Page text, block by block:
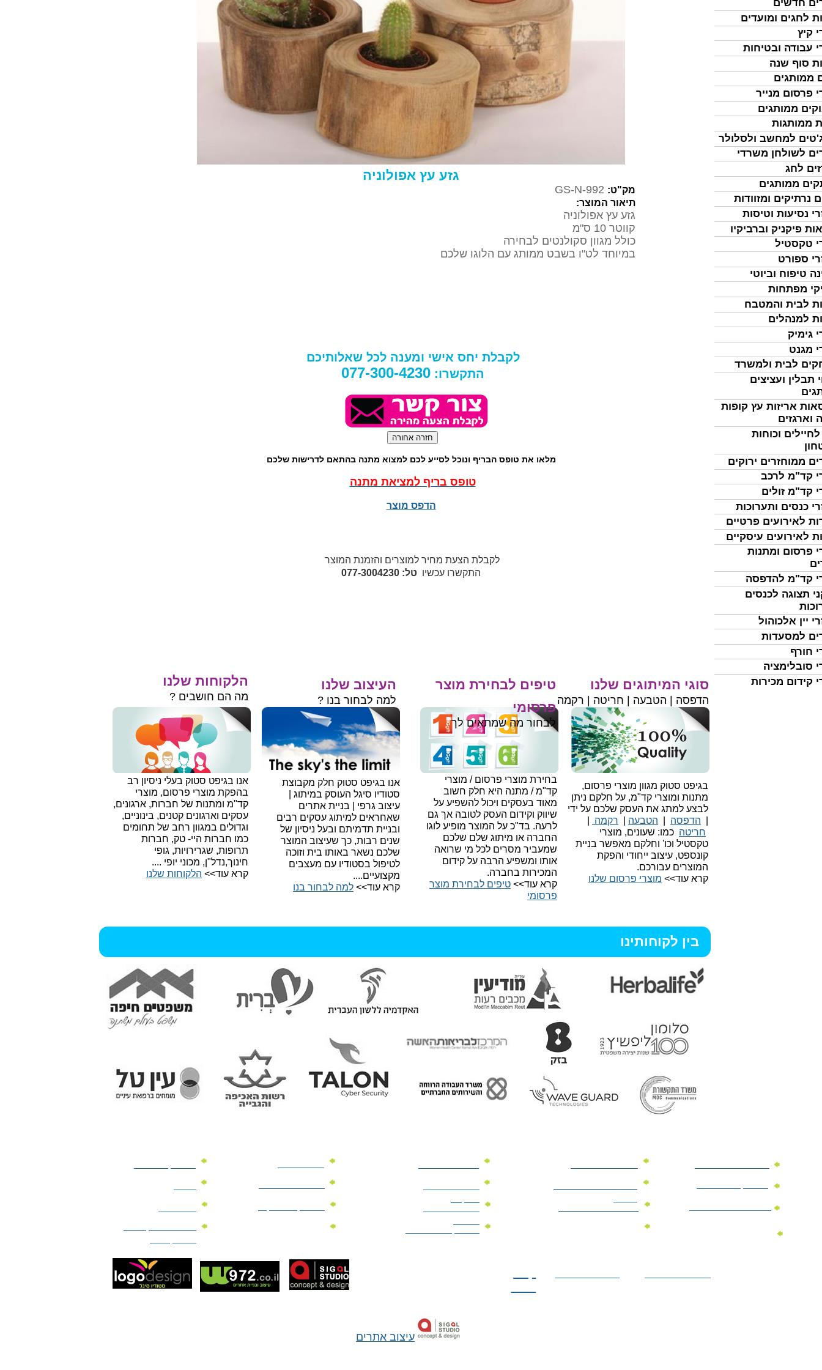
חדשים
לחגים ומועדים
קיץ
עבודה ובטיחות
סוף שנה
ממותגים
פרסום מנייר
ממותגים
ממותגות
למחשב ולסלולר
לשולחן משרדי
לחג
ממותגים
נרתיקים ומזוודות
נסיעות וטיסות
פיקניק וברביקיו
טקסטיל
ספורט
טיפוח וביוטי
מפתחות
לבית והמטבח
למנהלים
גימיק
מגנט
לבית ולמשרד
תבלין ועציצים
אריזות עץ קופות
וארגזים
לחיילים וכוחות
ממוחזרים ירוקים
קד"מ לרכב
קד"מ זולים
כנסים ותערוכות
לאירועים פרטיים
לאירועים עיסקיים
פרסום ומתנות
קד"מ להדפסה
תצוגה לכנסים
יין אלכוהול
למסעדות
חורף
סובלימציה
קידום מכירות
גזע עץ אפולוניה
מק"ט: GS-N-992
תיאור המוצר:
גזע עץ אפולוניה
קווטר 10 ס"מ
כולל מגוון סקולנטים לבחירה
במיוחד לט"ו בשבט ממותג עם הלוגו שלכם
לקבלת יחס אישי ומענה לכל שאלותיכם
התקשרו: 077-300-4230
מלאו את טופס הבריף ונוכל לסייע לכם למצוא מתנה בהתאם לדרישות שלכם
טופס בריף למציאת מתנה
הדפס מוצר
לקבלת הצעת מחיר למוצרים והזמנת המוצר
התקשרו עכשיו טל: 077-3004230
אנו בגיפט סטוק חלק מקבוצת
סטודיו סיגל העוסק במיתוג |
עיצוב גרפי | בניית אתרים
שאחראים למיתוג עסקים רבים
ובניית תדמיתם ובעל ניסיון של
שנים רבות, כך שעיצוב המוצר
שלכם נשאר באותו בית וזוכה
לטיפול בסטודיו עם מעצבים
מקצועיים....
קרא עוד>> למה לבחור בנו​
בגיפט סטוק מגוון מוצרי פרסום,
מתנות ומוצרי קד"מ, על חלקם ניתן
לבצע למתג את העסק שלכם על ידי
הדפסה הטבעה רקמה
חריטה כמו: שעונים, מוצרי
טקסטיל וכו' וחלקם מאפשר בניית
קונספט, עיצוב ייחודי והפקת
המוצרים עבורכם.
קרא עוד>> מוצרי פרסום שלנו
אנו בגיפט סטוק בעלי ניסיון רב
בהפקת מוצרי פרסום, מוצרי
קד"מ ומתנות של חברות, ארגונים,
עסקים וארגונים קטנים, בינוניים,
וגדולים במגוון רחב של תחומים
כמו חברות היי- טק, חברות
תרופות, שגרירויות, גופי
חינוך,נדל"ן, מכוני יופי ....
קרא עוד>> הלקוחות שלנו
בחירת מוצרי פרסום / מוצרי
קד"מ / מתנה היא חלק חשוב
מאוד בעסקים ויכול להשפיע על
שיווק וקידום העסק לטובה אך גם
לרעה. בד"כ על המוצר מופיע לוגו
החברה או מיתוג שלם שלכם
שמעביר מסרים לכל מי שרואה
אותו ומשפיע הרבה על קידום
המכירות בחברה.
קרא עוד>> טיפים לבחירת מוצר
פרסומי
טיפים לבחירת מוצר
פרסומי
לבחור מה שמתאים לך
העיצוב שלנו
למה לבחור בנו ?
סוגי המיתוגים שלנו
הדפסה | הטבעה | חריטה | רקמה
הלקוחות שלנו
מה הם חושבים ?
בין לקוחותינו
עיצוב אתרים